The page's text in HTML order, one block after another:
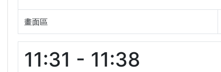
畫面區
11:31 - 11:38